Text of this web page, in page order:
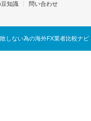
知識 問い合わせ
しない為の海外FX業者比較ナビ